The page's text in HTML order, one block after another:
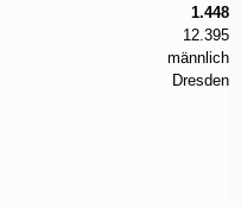
1.448
12.395
männlich
Dresden